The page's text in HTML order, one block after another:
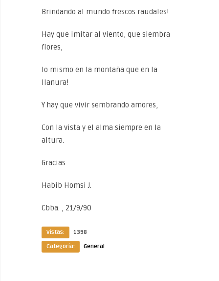
Brindando al mundo frescos raudales!
Hay que imitar al viento, que siembra
flores,
lo mismo en la montaña que en la
llanura!
Y hay que vivir sembrando amores,
Con la vista y el alma siempre en la
altura.
Gracias
Habib Homsi J.
Cbba. , 21/9/90
Vistas:
1398
Categoría:
General